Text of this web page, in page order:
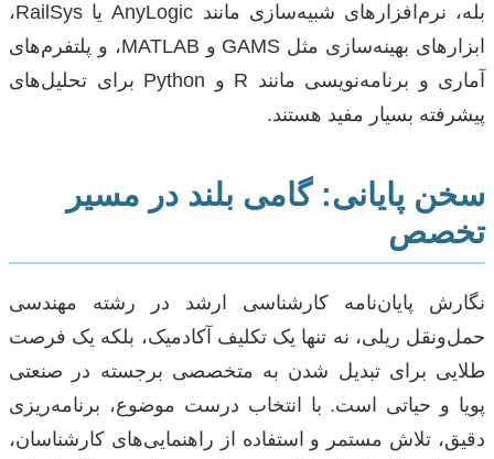
بله، نرم‌افزارهای شبیه‌سازی مانند AnyLogic یا RailSys،
ابزارهای بهینه‌سازی مثل GAMS و MATLAB، و پلتفرم‌های
آماری و برنامه‌نویسی مانند R و Python برای تحلیل‌های
پیشرفته بسیار مفید هستند.
سخن پایانی: گامی بلند در مسیر
تخصص
نگارش پایان‌نامه کارشناسی ارشد در رشته مهندسی
حمل‌ونقل ریلی، نه تنها یک تکلیف آکادمیک، بلکه یک فرصت
طلایی برای تبدیل شدن به متخصصی برجسته در صنعتی
پویا و حیاتی است. با انتخاب درست موضوع، برنامه‌ریزی
دقیق، تلاش مستمر و استفاده از راهنمایی‌های کارشناسان،